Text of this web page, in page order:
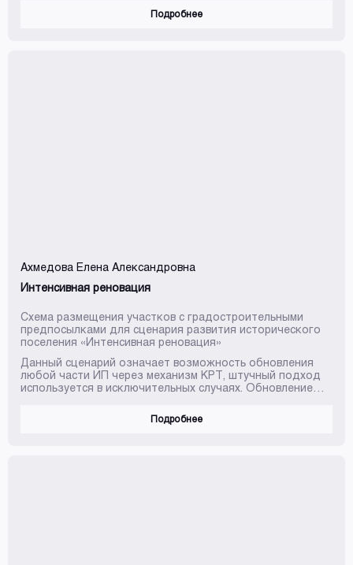
на основе индивидуальных проектных и планировочных
решений в границах единой зоны регулирования
Подробнее
Ахмедова Елена Александровна
Интенсивная реновация
Схема размещения участков с градостроительными
предпосылками для сценария развития исторического
поселения «Интенсивная реновация»
Данный сценарий означает возможность обновления
любой части ИП через механизм КРТ, штучный подход
используется в исключительных случаях. Обновление
исключительно на крупный бизнес. Развитие
продолжает существующую практику работы с
Подробнее